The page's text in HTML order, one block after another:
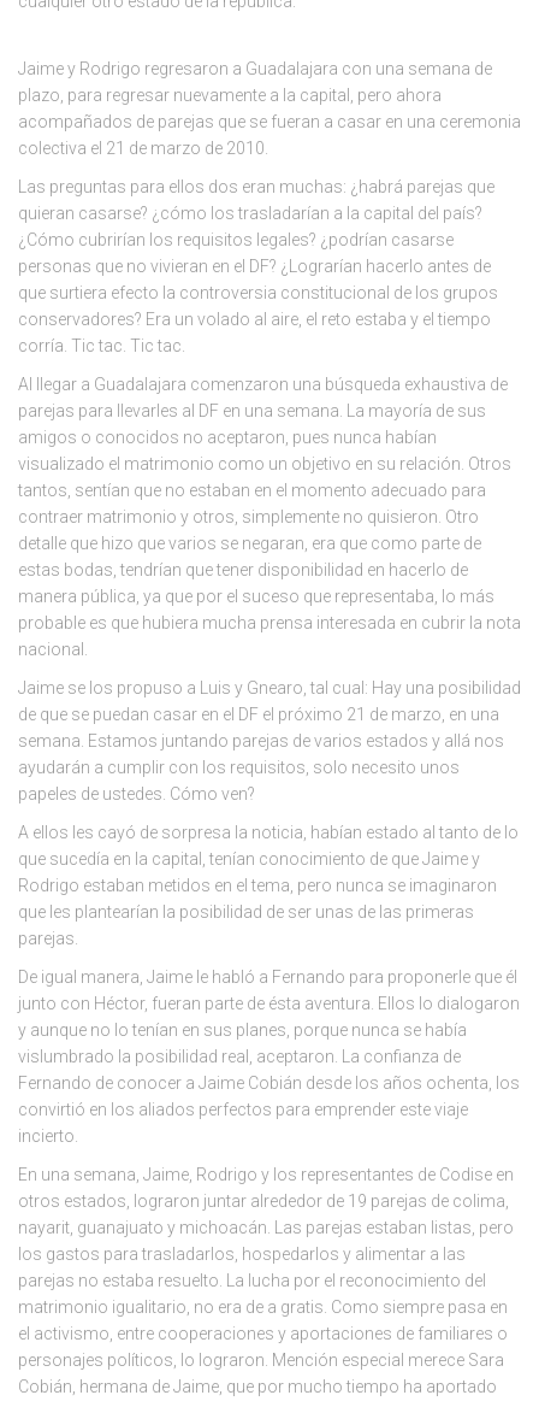
Jaime y Rodrigo regresaron a Guadalajara con una semana de
plazo, para regresar nuevamente a la capital, pero ahora
acompañados de parejas que se fueran a casar en una ceremonia
colectiva el 21 de marzo de 2010.
Las preguntas para ellos dos eran muchas: ¿habrá parejas que
quieran casarse? ¿cómo los trasladarían a la capital del país?
¿Cómo cubrirían los requisitos legales? ¿podrían casarse
personas que no vivieran en el DF? ¿Lograrían hacerlo antes de
que surtiera efecto la controversia constitucional de los grupos
conservadores? Era un volado al aire, el reto estaba y el tiempo
corría. Tic tac. Tic tac.
Al llegar a Guadalajara comenzaron una búsqueda exhaustiva de
parejas para llevarles al DF en una semana. La mayoría de sus
amigos o conocidos no aceptaron, pues nunca habían
visualizado el matrimonio como un objetivo en su relación. Otros
tantos, sentían que no estaban en el momento adecuado para
contraer matrimonio y otros, simplemente no quisieron. Otro
detalle que hizo que varios se negaran, era que como parte de
estas bodas, tendrían que tener disponibilidad en hacerlo de
manera pública, ya que por el suceso que representaba, lo más
probable es que hubiera mucha prensa interesada en cubrir la nota
nacional.
Jaime se los propuso a Luis y Gnearo, tal cual: Hay una posibilidad
de que se puedan casar en el DF el próximo 21 de marzo, en una
semana. Estamos juntando parejas de varios estados y allá nos
ayudarán a cumplir con los requisitos, solo necesito unos
papeles de ustedes. Cómo ven?
A ellos les cayó de sorpresa la noticia, habían estado al tanto de lo
que sucedía en la capital, tenían conocimiento de que Jaime y
Rodrigo estaban metidos en el tema, pero nunca se imaginaron
que les plantearían la posibilidad de ser unas de las primeras
parejas.
De igual manera, Jaime le habló a Fernando para proponerle que él
junto con Héctor, fueran parte de ésta aventura. Ellos lo dialogaron
y aunque no lo tenían en sus planes, porque nunca se había
vislumbrado la posibilidad real, aceptaron. La confianza de
Fernando de conocer a Jaime Cobián desde los años ochenta, los
convirtió en los aliados perfectos para emprender este viaje
incierto.
En una semana, Jaime, Rodrigo y los representantes de Codise en
otros estados, lograron juntar alrededor de 19 parejas de colima,
nayarit, guanajuato y michoacán. Las parejas estaban listas, pero
los gastos para trasladarlos, hospedarlos y alimentar a las
parejas no estaba resuelto. La lucha por el reconocimiento del
matrimonio igualitario, no era de a gratis. Como siempre pasa en
el activismo, entre cooperaciones y aportaciones de familiares o
personajes políticos, lo lograron. Mención especial merece Sara
Cobián, hermana de Jaime, que por mucho tiempo ha aportado